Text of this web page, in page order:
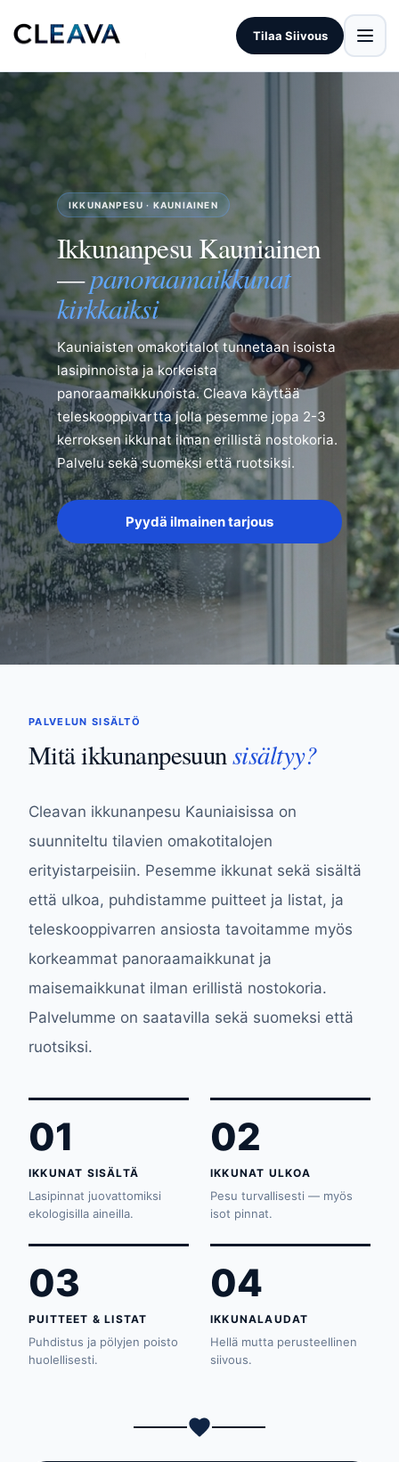
Tilaa Siivous
IKKUNANPESU · KAUNIAINEN
Ikkunanpesu Kauniainen
—panoraamaikkunat
kirkkaiksi
Kauniaisten omakotitalot tunnetaan isoista
lasipinnoista ja korkeista
panoraamaikkunoista. Cleava käyttää
teleskooppivartta jolla pesemme jopa 2-3
kerroksen ikkunat ilman erillistä nostokoria.
Palvelu sekä suomeksi että ruotsiksi.
Pyydä ilmainen tarjous
PALVELUN SISÄLTÖ
Mitä ikkunanpesuunsisältyy?
Cleavan ikkunanpesu Kauniaisissa on
suunniteltu tilavien omakotitalojen
erityistarpeisiin. Pesemme ikkunat sekä sisältä
että ulkoa, puhdistamme puitteet ja listat, ja
teleskooppivarren ansiosta tavoitamme myös
korkeammat panoraamaikkunat ja
maisemaikkunat ilman erillistä nostokoria.
Palvelumme on saatavilla sekä suomeksi että
ruotsiksi.
01
IKKUNAT SISÄLTÄ
Lasipinnat juovattomiksi
ekologisilla aineilla.
02
IKKUNAT ULKOA
Pesu turvallisesti — myös
isot pinnat.
03
PUITTEET & LISTAT
Puhdistus ja pölyjen poisto
huolellisesti.
04
IKKUNALAUDAT
Hellä mutta perusteellinen
siivous.